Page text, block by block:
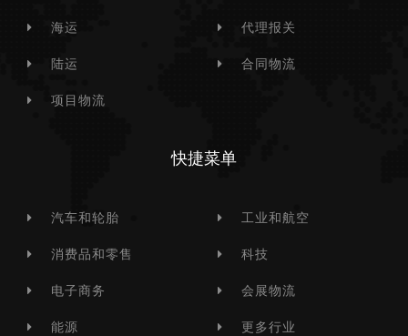
海运
陆运
项目物流
代理报关
合同物流
快捷菜单
汽车和轮胎
消费品和零售
电子商务
能源
工业和航空
科技
会展物流
更多行业